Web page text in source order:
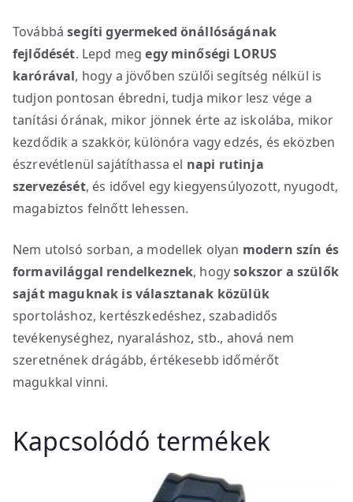
Továbbásegíti gyermeked önállóságának
fejlődését. Lepd megegy minőségi LORUS
karórával, hogy a jövőben szülői segítség nélkül is
tudjon pontosan ébredni, tudja mikor lesz vége a
tanítási órának, mikor jönnek érte az iskolába, mikor
kezdődik a szakkör, különóra vagy edzés, és eközben
észrevétlenül sajátíthassa el napi rutinja
szervezését, és idővel egy kiegyensúlyozott, nyugodt,
magabiztos felnőtt lehessen.
Nem utolsó sorban, a modellek olyan modern szín és
formavilággal rendelkeznek, hogysokszor a szülők
saját maguknak is választanak közülük
sportoláshoz, kertészkedéshez, szabadidős
tevékenységhez, nyaraláshoz, stb., ahová nem
szeretnének drágább, értékesebb időmérőt
magukkal vinni.
Kapcsolódó termékek